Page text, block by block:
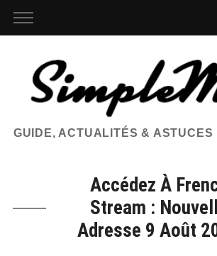
GUIDE, ACTUALITÉS & ASTUCES
Accédez À
Stream :
Adresse 9 Août